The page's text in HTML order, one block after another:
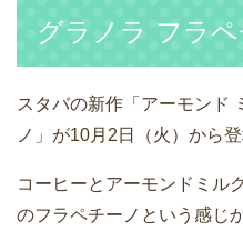
グラノラ フラ
スタバの新作「アーモンド
ノ」が10月2日（火）から登
コーヒーとアーモンドミル
のフラペチーノという感じ